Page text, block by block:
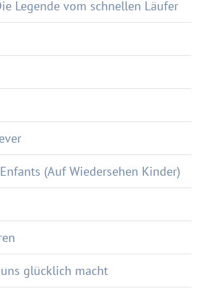
Legende vom schnellen Läufer
(Auf Wiedersehen Kinder)
glücklich macht